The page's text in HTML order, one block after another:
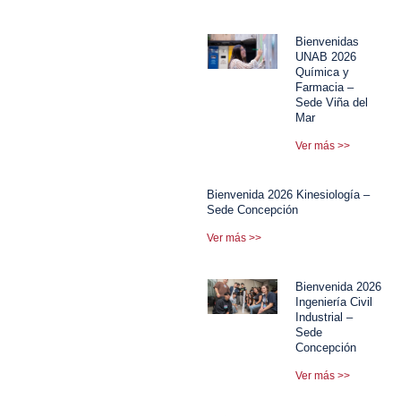
Bienvenidas
UNAB 2026
Química y
Farmacia –
Sede Viña del
Mar
Ver más >>
Bienvenida 2026 Kinesiología –
Sede Concepción
Ver más >>
Bienvenida 2026
Ingeniería Civil
Industrial –
Sede
Concepción
Ver más >>